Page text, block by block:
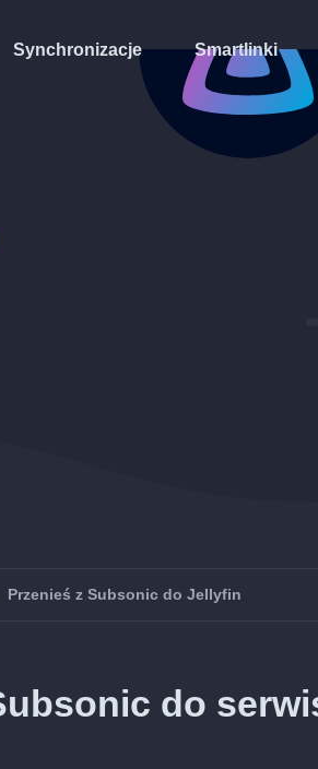
Synchronizacje Smartlinki
Przenieś z Subsonic do Jellyfin
do